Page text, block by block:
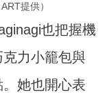
提供）
也把握機
力小籠包與
她也開心表